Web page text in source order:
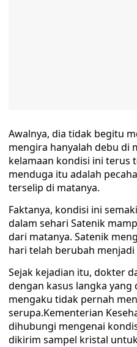
Awalnya, dia tidak begitu
mengira hanyalah debu di
kelamaan kondisi ini terus
menduga itu adalah
terselip di matanya.
Faktanya, kondisi ini
dalam sehari Satenik
dari matanya. Satenik
hari telah berubah menjadi
Sejak kejadian itu, dokter
dengan kasus langka yang
mengaku tidak pernah
serupa.Kementerian
dihubungi mengenai
dikirim sampel kristal